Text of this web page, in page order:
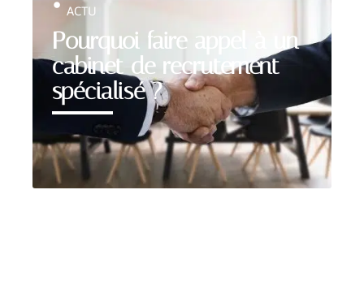
Pourquoi faire appel à un
cabinet de recrutement
spécialisé ?
ACTU